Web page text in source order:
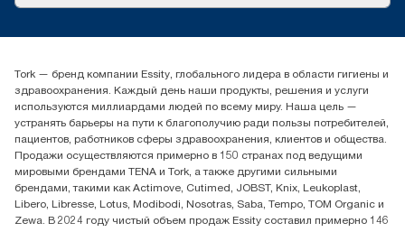
(+7) 777 779 0095
Контакты на рынках СНГ
ООО «Эссити», Представительство в Казахстане Пр.
Достык, 210, 2 блок, 3 этаж,
офис №32 050051, г.
Алматы, Казахстан
Tork — бренд компании Essity, глобального лидера в области гигиены и
здравоохранения. Каждый день наши продукты, решения и услуги
используются миллиардами людей по всему миру. Наша цель —
устранять барьеры на пути к благополучию ради пользы потребителей,
пациентов, работников сферы здравоохранения, клиентов и общества.
Продажи осуществляются примерно в 150 странах под ведущими
мировыми брендами TENA и Tork, а также другими сильными
брендами, такими как Actimove, Cutimed, JOBST, Knix, Leukoplast,
Libero, Libresse, Lotus, Modibodi, Nosotras, Saba, Tempo, TOM Organic и
Zewa. В 2024 году чистый объем продаж Essity составил примерно 146